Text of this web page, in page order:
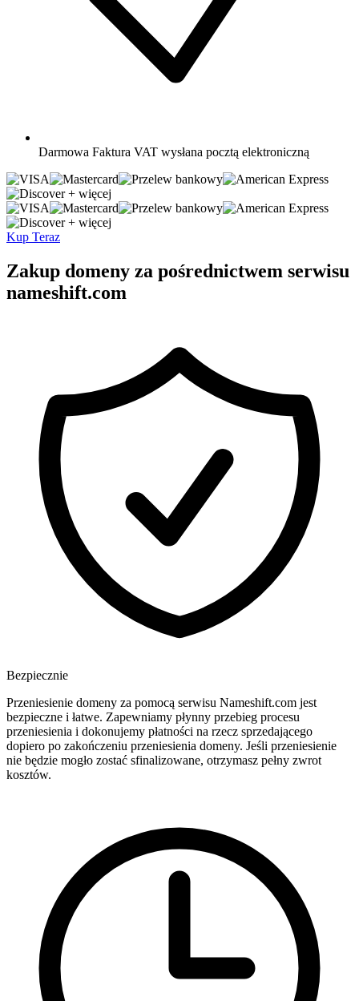
Darmowa Faktura VAT wysłana pocztą elektroniczną
+ więcej
+ więcej
Kup Teraz
Zakup domeny za pośrednictwem serwisu
nameshift.com
Bezpiecznie
Przeniesienie domeny za pomocą serwisu Nameshift.com jest
bezpieczne i łatwe. Zapewniamy płynny przebieg procesu
przeniesienia i dokonujemy płatności na rzecz sprzedającego
dopiero po zakończeniu przeniesienia domeny. Jeśli przeniesienie
nie będzie mogło zostać sfinalizowane, otrzymasz pełny zwrot
kosztów.